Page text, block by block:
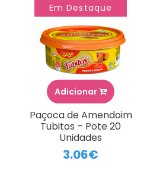
Em Destaque
Adicionar
Paçoca de Amendoim
Tubitos – Pote 20
Unidades
3.06€